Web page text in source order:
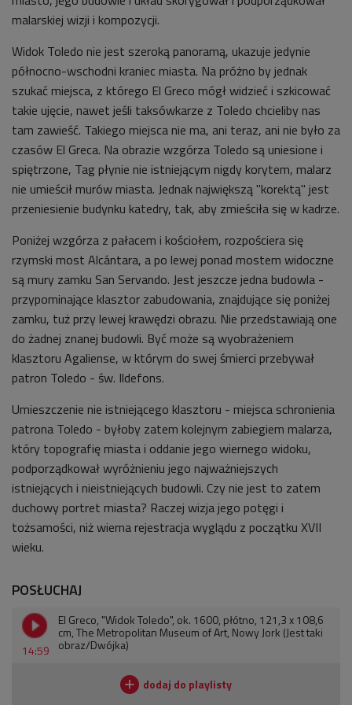
malarskiej wizji i kompozycji.
Widok Toledo nie jest szeroką panoramą, ukazuje jedynie
północno-wschodni kraniec miasta. Na próżno by jednak
szukać miejsca, z którego El Greco mógł widzieć i szkicować
takie ujęcie, nawet jeśli taksówkarze z Toledo chcieliby nas
tam zawieść. Takiego miejsca nie ma, ani teraz, ani nie było za
czasów El Greca. Na obrazie wzgórza Toledo są uniesione i
spiętrzone, Tag płynie nie istniejącym nigdy korytem, malarz
nie umieścił murów miasta. Jednak największą "korektą" jest
przeniesienie budynku katedry, tak, aby zmieściła się w kadrze.
Poniżej wzgórza z pałacem i kościołem, rozpościera się
rzymski most Alcántara, a po lewej ponad mostem widoczne
są mury zamku San Servando. Jest jeszcze jedna budowla -
przypominające klasztor zabudowania, znajdujące się poniżej
zamku, tuż przy lewej krawędzi obrazu. Nie przedstawiają one
do żadnej znanej budowli. Być może są wyobrażeniem
klasztoru Agaliense, w którym do swej śmierci przebywał
patron Toledo - św. Ildefons.
Umieszczenie nie istniejącego klasztoru - miejsca schronienia
patrona Toledo - byłoby zatem kolejnym zabiegiem malarza,
który topografię miasta i oddanie jego wiernego widoku,
podporządkował wyróżnieniu jego najważniejszych
istniejących i nieistniejących budowli. Czy nie jest to zatem
duchowy portret miasta? Raczej wizja jego potęgi i
tożsamości, niż wierna rejestracja wyglądu z początku XVII
wieku.
POSŁUCHAJ
14:59
El Greco, "Widok Toledo", ok. 1600, płótno, 121,3 x 108,6
cm, The Metropolitan Museum of Art, Nowy Jork (Jest taki
obraz/Dwójka)